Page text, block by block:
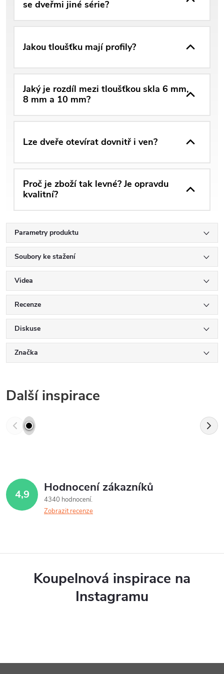
se dveřmi jiné série?
Jakou tloušťku mají profily?
Jaký je rozdíl mezi tloušťkou skla 6 mm,
8 mm a 10 mm?
Lze dveře otevírat dovnitř i ven?
Proč je zboží tak levné? Je opravdu
kvalitní?
Parametry produktu
Soubory ke stažení
Videa
Recenze
Diskuse
Značka
Další inspirace
4,9 Hodnocení zákazníků
4340 hodnocení
Zobrazit recenze
Koupelnová inspirace na
Instagramu